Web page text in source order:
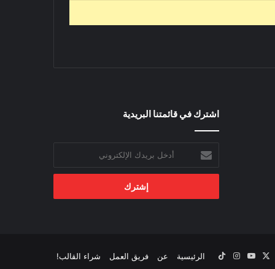
اشترك في قائمتنا البريدية
بريدك
الإلكتروني
الرئيسية عن فريق العمل شراء القالب! ‫YouTubeانستقرام‫TikTok